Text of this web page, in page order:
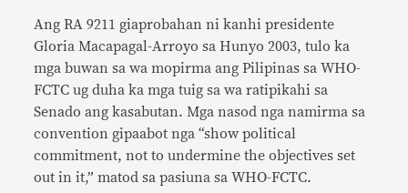
Ang RA 9211 giaprobahan ni kanhi presidente
Gloria Macapagal-Arroyo sa Hunyo 2003, tulo ka
mga buwan sa wa mopirma ang Pilipinas sa WHO-
FCTC ug duha ka mga tuig sa wa ratipikahi sa
Senado ang kasabutan. Mga nasod nga namirma sa
convention gipaabot nga “show political
commitment, not to undermine the objectives set
out in it,” matod sa pasiuna sa WHO-FCTC.